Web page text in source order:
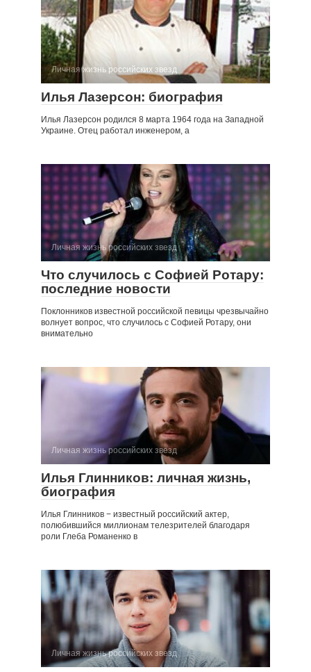
Личная жизнь российских звезд
Илья Лазерсон: биография
Илья Лазерсон родился 8 марта 1964 года на Западной
Украине. Отец работал инженером, а
Личная жизнь российских звезд
Что случилось с Софией Ротару:
последние новости
Поклонников известной российской певицы чрезвычайно
волнует вопрос, что случилось с Софией Ротару, они
внимательно
Личная жизнь российских звезд
Илья Глинников: личная жизнь,
биография
Илья Глинников − известный российский актер,
полюбившийся миллионам телезрителей благодаря
роли Глеба Романенко в
Личная жизнь российских звезд